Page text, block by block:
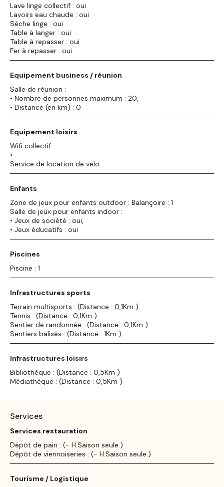
Lave linge collectif : oui
Lavoirs eau chaude : oui
Sèche linge : oui
Table à langer : oui
Table à repasser : oui
Fer à repasser : oui
Equipement business / réunion
Salle de réunion :
• Nombre de personnes maximum : 20,
• Distance (en km) : 0
Equipement loisirs
Wifi collectif :
•
Service de location de vélo
Enfants
Zone de jeux pour enfants outdoor : Balançoire : 1
Salle de jeux pour enfants indoor :
• Jeux de société : oui,
• Jeux éducatifs : oui
Piscines
Piscine : 1
Infrastructures sports
Terrain multisports : (Distance : 0,1Km )
Tennis : (Distance : 0,1Km )
Sentier de randonnée : (Distance : 0,1Km )
Sentiers balisés : (Distance : 1Km )
Infrastructures loisirs
Bibliothèque : (Distance : 0,5Km )
Médiathèque : (Distance : 0,5Km )
Services
Services restauration
Dépôt de pain : (- H.Saison seule.)
Dépôt de viennoiseries : (- H.Saison seule.)
Tourisme / Logistique